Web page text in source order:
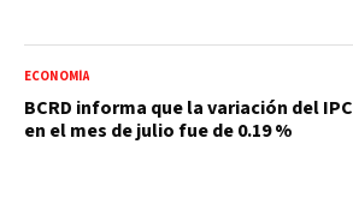
ECONOMÍA
BCRD informa que la variación del IPC
en el mes de julio fue de 0.19 %